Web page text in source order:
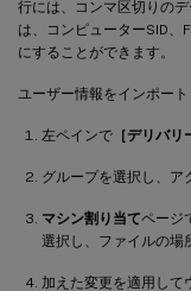
行には、コンマ区切りのデ
は、コンピューターSID、
にすることができます。
ユーザー情報をインポー
左ペインで ［デリバリ
グループを選択し、ア
マシン割り当てページ
選択し、ファイルの場
加えた変更を適用して